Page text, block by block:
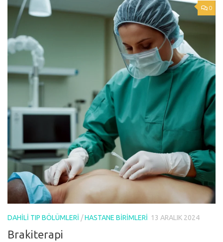
0
DAHILI TIP BÖLÜMLERI /HASTANE BIRIMLERI 13 ARALIK 2024
Brakiterapi